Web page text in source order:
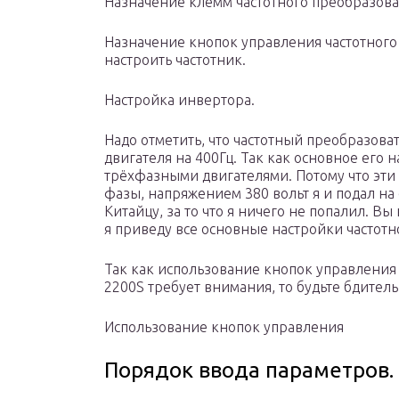
Назначение кнопок управления
настроить частотник.
Настройка инвертора.
Надо отметить, что частотный
двигателя на 400Гц. Так как основное его
трёхфазными двигателями. Потому что
фазы, напряжением 380 вольт я и подал
Китайцу, за то что я ничего не попалил.
я приведу все основные настройки
Так как использование кнопок
2200S требует внимания, то будьте
Использование кнопок управления
Порядок ввода параметров.